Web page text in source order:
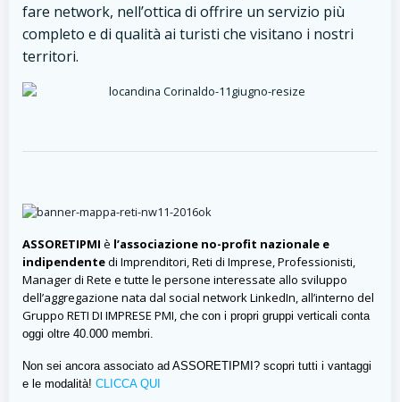
fare network, nell’ottica di offrire un servizio più
completo e di qualità ai turisti che visitano i nostri
territori.
ASSORETIPMI è l’associazione no-profit nazionale e
indipendentedi Imprenditori, Reti di Imprese, Professionisti,
Manager di Rete e tutte le persone interessate allo sviluppo
dell’aggregazione nata dal social network LinkedIn, all’interno del
Gruppo RETI DI IMPRESE PMI,che con i propri gruppi verticali conta
oggi oltre 40.000 membri.
Non sei ancora associato ad ASSORETIPMI? scopri tutti i vantaggi
e le modalità! CLICCA QUI